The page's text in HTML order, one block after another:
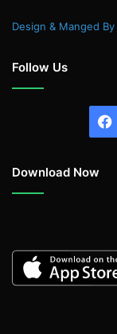
Design & Manged
Follow Us
Download Now